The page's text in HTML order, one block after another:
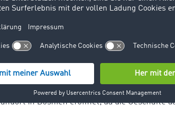
digital abwickeln können.
so Dallman.
Frachtenbörsehat
dabei geholfen,
des Marktplatzes hat auch dazu
in Bosnien eröffnet, da die Geschäfte